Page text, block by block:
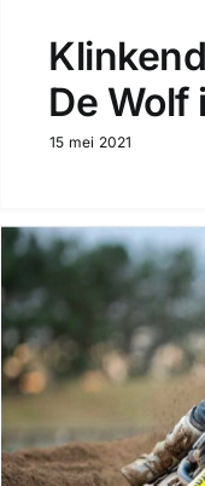
De Wolf
15 mei 2021